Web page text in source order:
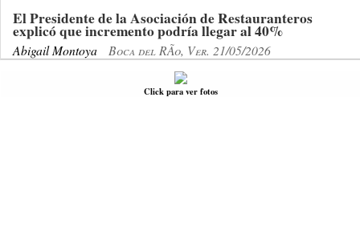
El Presidente de la Asociación de Restauranteros
explicó que incremento podría llegar al 40%
Abigail Montoya Boca del RÃ­o, Ver. 21/05/2026
Click para ver fotos